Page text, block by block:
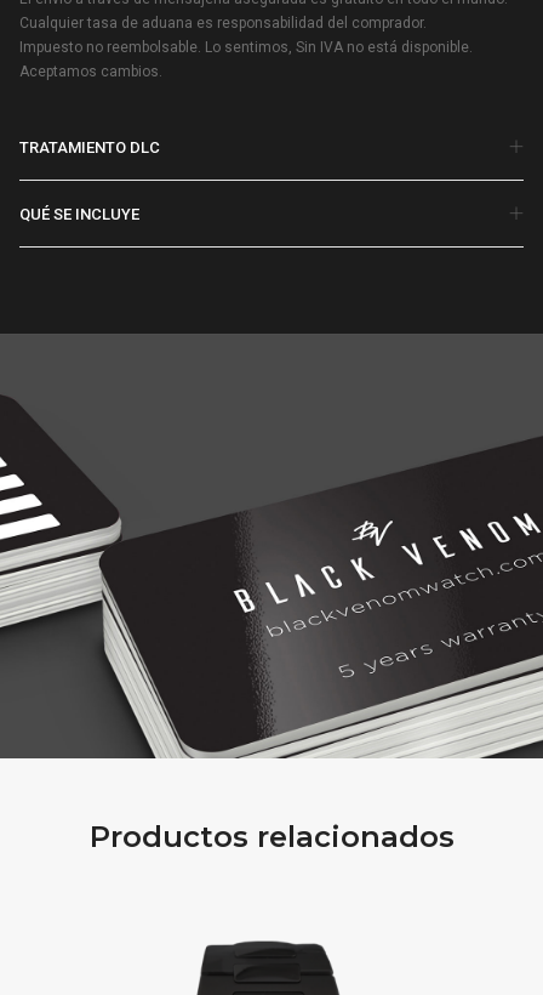
Cualquier tasa de aduana es responsabilidad del comprador.
Impuesto no reembolsable. Lo sentimos, Sin IVA no está disponible.
Aceptamos cambios.
TRATAMIENTO DLC
QUÉ SE INCLUYE
Productos relacionados